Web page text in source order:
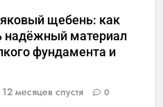
щебень: как
надёжный материал
фундамента и
12 месяцев спустя 0